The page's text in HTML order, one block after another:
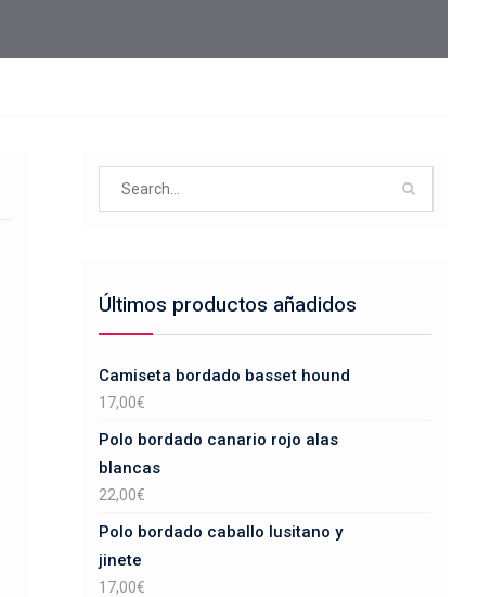
Últimos productos añadidos
Camiseta bordado basset hound
17,00€
Polo bordado canario rojo alas
blancas
22,00€
Polo bordado caballo lusitano y
jinete
17,00€